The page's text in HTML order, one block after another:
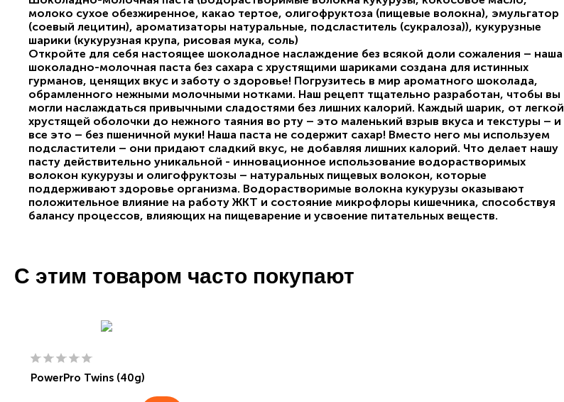
молоко сухое обезжиренное, какао тертое, олигофруктоза (пищевые волокна), эмульгатор
(соевый лецитин), ароматизаторы натуральные, подсластитель (сукралоза)), кукурузные
шарики (кукурузная крупа, рисовая мука, соль)
Откройте для себя настоящее шоколадное наслаждение без всякой доли сожаления – наша
шоколадно-молочная паста без сахара с хрустящими шариками создана для истинных
гурманов, ценящих вкус и заботу о здоровье! Погрузитесь в мир ароматного шоколада,
обрамленного нежными молочными нотками. Наш рецепт тщательно разработан, чтобы вы
могли наслаждаться привычными сладостями без лишних калорий. Каждый шарик, от легкой
хрустящей оболочки до нежного таяния во рту – это маленький взрыв вкуса и текстуры – и
все это – без пшеничной муки! Наша паста не содержит сахар! Вместо него мы используем
подсластители – они придают сладкий вкус, не добавляя лишних калорий. Что делает нашу
пасту действительно уникальной - инновационное использование водорастворимых
волокон кукурузы и олигофруктозы – натуральных пищевых волокон, которые
поддерживают здоровье организма. Водорастворимые волокна кукурузы оказывают
положительное влияние на работу ЖКТ и состояние микрофлоры кишечника, способствуя
балансу процессов, влияющих на пищеварение и усвоение питательных веществ.
С этим товаром часто покупают
PowerPro Twins (40g)